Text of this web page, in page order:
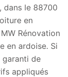
dans le 88700
en
Rénovation
en ardoise. Si
garanti de
appliqués